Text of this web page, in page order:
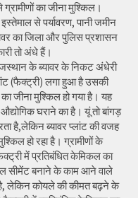
का जीना मुश्किल।
से पर्यावरण, पानी जमीन
का जिला और पुलिस प्रशासन
तो अंधे हैं।
के ब्यावर के निकट अंधेरी
(फैक्ट्री) लगा हुआ है उसकी
जीना मुश्किल हो गया है। यह
घराने का है। यूं तो बांगड़
है,लेकिन ब्यावर प्लांट की वजह
हो रहा है। ग्रामीणों के
में प्रतिबंधित केमिकल का
सीमेंट बनाने के काम आने वाले
है, लेकिन कोयले की कीमत बढ़ने के